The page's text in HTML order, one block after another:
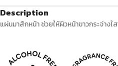
Description
แผ่นมาส์กหน้า ช่วยให้ผิวหน้าขาวกระจ่างใส